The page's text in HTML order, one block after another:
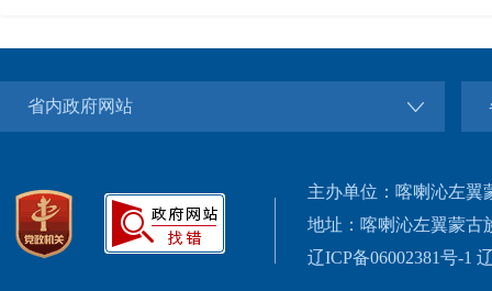
省内政府网站
主办单位：喀喇沁左翼
地址：喀喇沁左翼蒙古
辽ICP备06002381号-1